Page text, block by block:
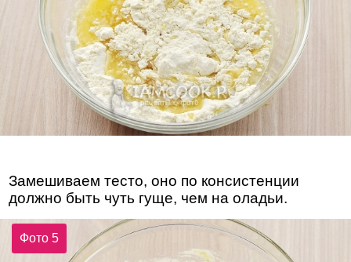
Замешиваем тесто, оно по консистенции
должно быть чуть гуще, чем на оладьи.
Фото 5